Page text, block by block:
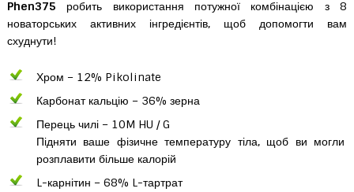
Phen375 робить використання потужної комбінацією з 8
новаторських активних інгредієнтів, щоб допомогти вам
схуднути!
Хром – 12% Pikolinate
Карбонат кальцію – 36% зерна
Перець чилі – 10M HU / G
Підняти ваше фізичне температуру тіла, щоб ви могли
розплавити більше калорій
L-карнітин – 68% L-тартрат